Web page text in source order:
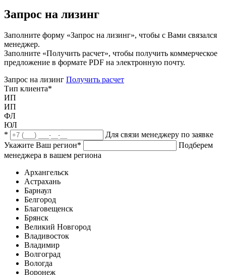
Запрос на лизинг
Заполните форму «Запрос на лизинг», чтобы с Вами связался
менеджер.
Заполните «Получить расчет», чтобы получить коммерческое
предложение в формате PDF на электронную почту.
Запрос на лизинг Получить расчет
Тип клиента*
ИП
ИП
ФЛ
ЮЛ
*
Для связи менеджеру по заявке
Укажите Ваш регион*
Подберем
менеджера в вашем региона
Архангельск
Астрахань
Барнаул
Белгород
Благовещенск
Брянск
Великий Новгород
Владивосток
Владимир
Волгоград
Вологда
Воронеж